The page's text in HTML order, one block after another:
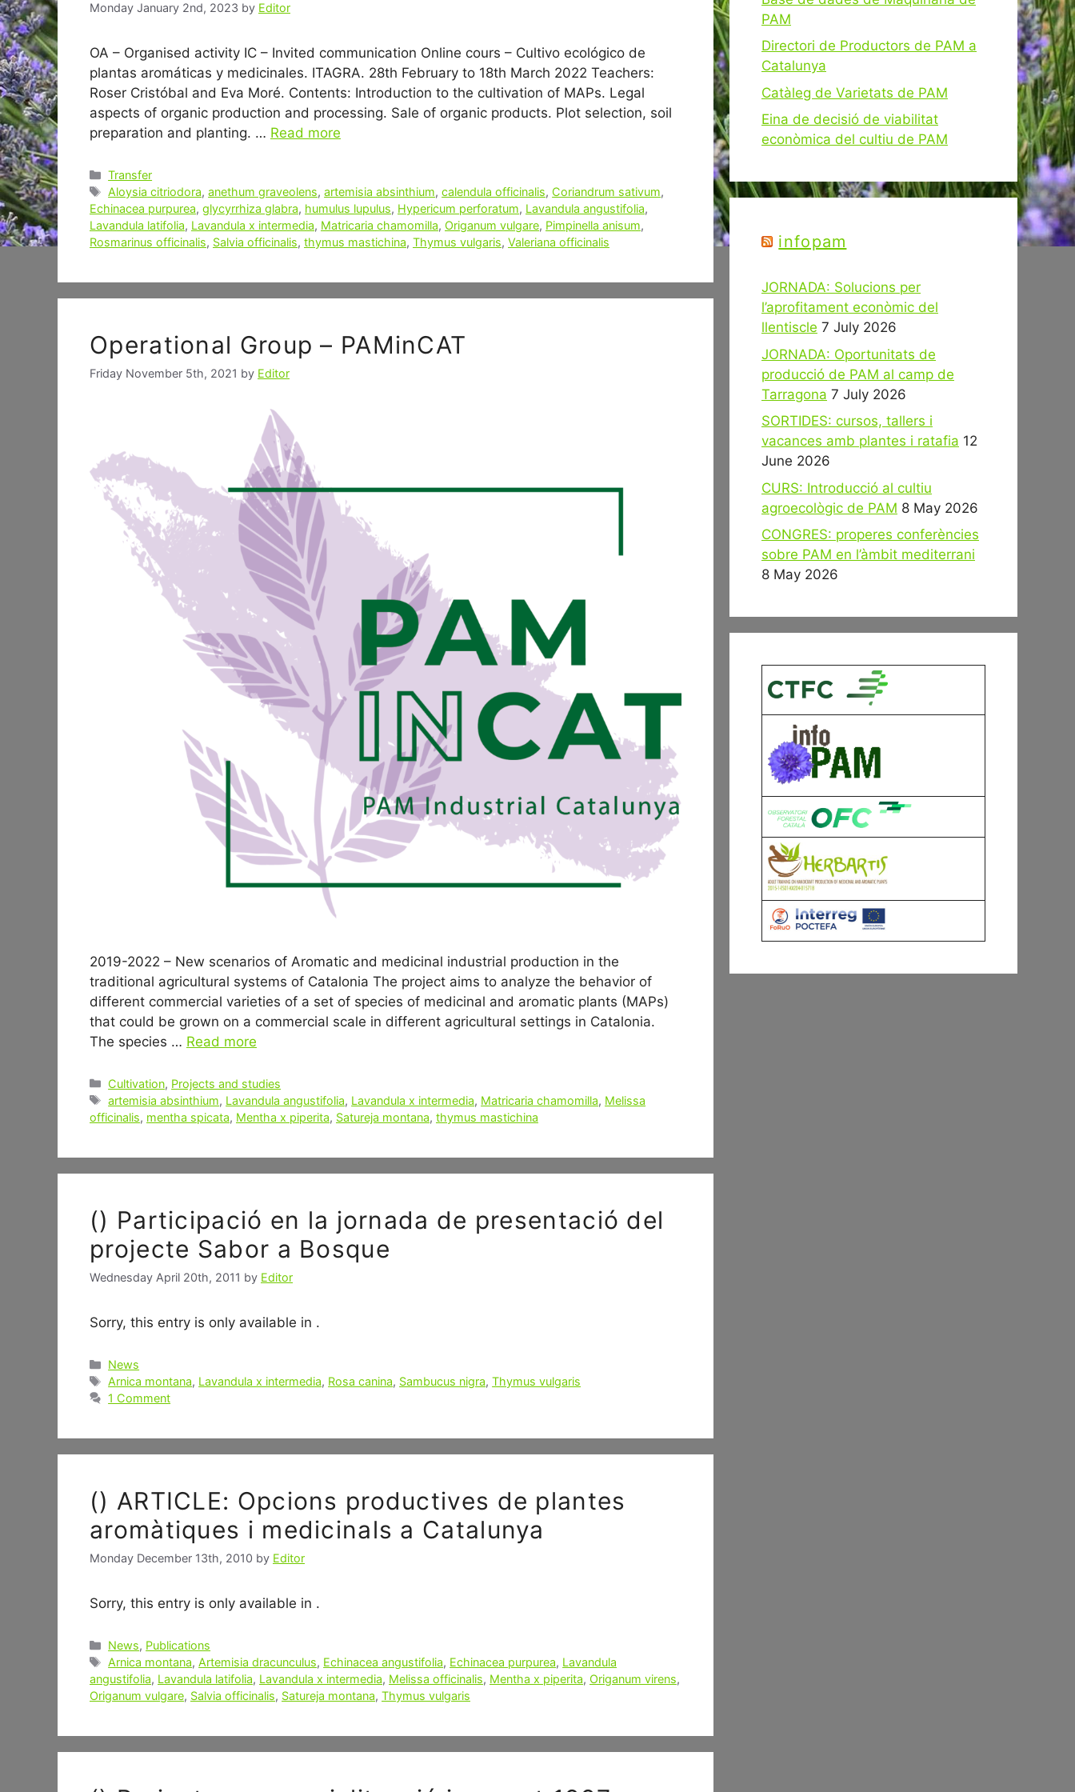
Monday January 2nd, 2023 by Editor
OA – Organised activity IC – Invited communication Online cours – Cultivo ecológico de
plantas aromáticas y medicinales. ITAGRA. 28th February to 18th March 2022 Teachers:
Roser Cristóbal and Eva Moré. Contents: Introduction to the cultivation of MAPs. Legal
aspects of organic production and processing. Sale of organic products. Plot selection, soil
preparation and planting. … Read more
Categories
Transfer
Tags
Aloysia citriodora,anethum graveolens,artemisia absinthium,calendula officinalis, Coriandrum sativum,
Echinacea purpurea, glycyrrhiza glabra, humulus lupulus, Hypericum perforatum, Lavandula angustifolia,
Lavandula latifolia, Lavandula x intermedia, Matricaria chamomilla, Origanum vulgare, Pimpinella anisum,
Rosmarinus officinalis, Salvia officinalis, thymus mastichina, Thymus vulgaris, Valeriana officinalis
Operational Group – PAMinCAT
Friday November 5th, 2021 by Editor
2019-2022 – New scenarios of Aromatic and medicinal industrial production in the
traditional agricultural systems of Catalonia The project aims to analyze the behavior of
different commercial varieties of a set of species of medicinal and aromatic plants (MAPs)
that could be grown on a commercial scale in different agricultural settings in Catalonia.
The species … Read more
Categories
Cultivation, Projects and studies
Tags
artemisia absinthium, Lavandula angustifolia, Lavandula x intermedia, Matricaria chamomilla, Melissa
officinalis, mentha spicata, Mentha x piperita, Satureja montana, thymus mastichina
() Participació en la jornada de presentació del
projecte Sabor a Bosque
Wednesday April 20th, 2011 by Editor
Sorry, this entry is only available in .
Categories
News
Tags
Arnica montana, Lavandula x intermedia, Rosa canina, Sambucus nigra,Thymus vulgaris
1 Comment
() ARTICLE: Opcions productives de plantes
aromàtiques i medicinals a Catalunya
Monday December 13th, 2010 by Editor
Sorry, this entry is only available in .
Categories
News, Publications
Tags
Arnica montana,Artemisia dracunculus, Echinacea angustifolia, Echinacea purpurea, Lavandula
angustifolia, Lavandula latifolia, Lavandula x intermedia, Melissa officinalis, Mentha x piperita, Origanum virens,
Origanum vulgare, Salvia officinalis, Satureja montana, Thymus vulgaris
PAM
Directori de Productors de PAM a
Catalunya
Catàleg de Varietats de PAM
Eina de decisió de viabilitat
econòmica del cultiu de PAM
infopam
JORNADA: Solucions per
l’aprofitament econòmic del
llentiscle 7 July 2026
JORNADA: Oportunitats de
producció de PAM al camp de
Tarragona 7 July 2026
SORTIDES: cursos, tallers i
vacances amb plantes i ratafia 12
June 2026
CURS: Introducció al cultiu
agroecològic de PAM 8 May 2026
CONGRES: properes conferències
sobre PAM en l’àmbit mediterrani
8 May 2026